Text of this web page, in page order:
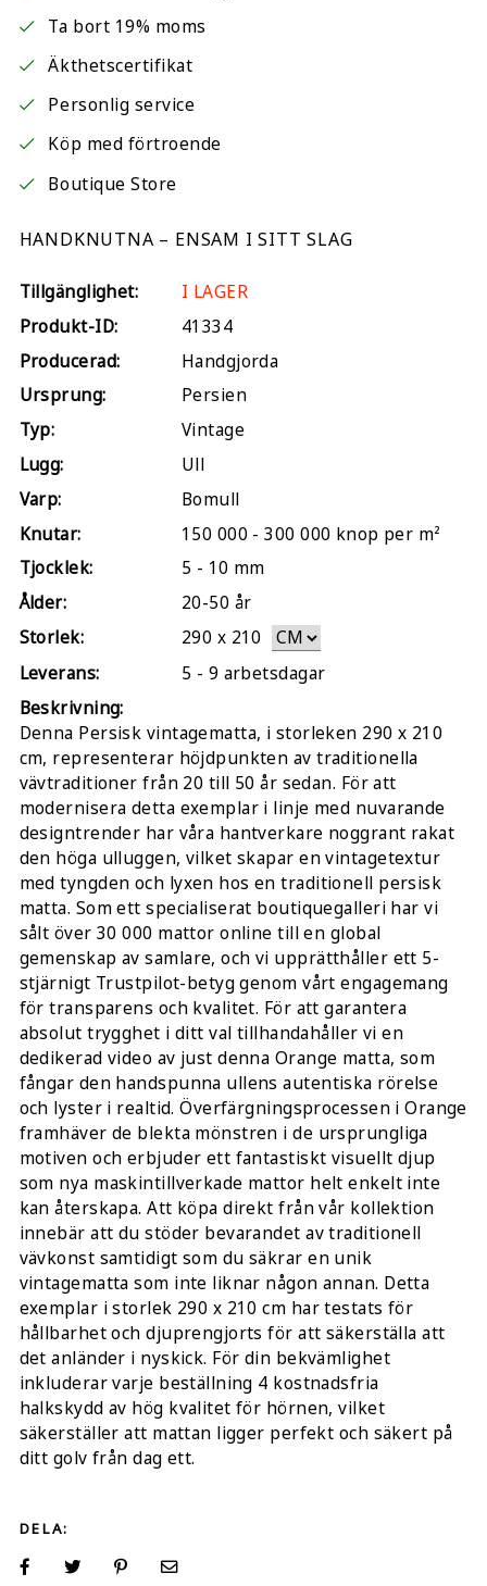
Ta bort 19% moms
Äkthetscertifikat
Personlig service
Köp med förtroende
Boutique Store
HANDKNUTNA – ENSAM I SITT SLAG
Tillgänglighet:
I LAGER
Produkt-ID:
41334
Producerad:
Handgjorda
Ursprung:
Persien
Typ:
Vintage
Lugg:
Ull
Varp:
Bomull
Knutar:
150 000 - 300 000 knop per m²
Tjocklek:
5 - 10 mm
Ålder:
20-50 år
Storlek:
290 x 210
Leverans:
5 - 9 arbetsdagar
Beskrivning:
Denna Persisk vintagematta, i storleken 290 x 210
cm, representerar höjdpunkten av traditionella
vävtraditioner från 20 till 50 år sedan. För att
modernisera detta exemplar i linje med nuvarande
designtrender har våra hantverkare noggrant rakat
den höga ulluggen, vilket skapar en vintagetextur
med tyngden och lyxen hos en traditionell persisk
matta. Som ett specialiserat boutiquegalleri har vi
sålt över 30 000 mattor online till en global
gemenskap av samlare, och vi upprätthåller ett 5-
stjärnigt Trustpilot-betyg genom vårt engagemang
för transparens och kvalitet. För att garantera
absolut trygghet i ditt val tillhandahåller vi en
dedikerad video av just denna Orange matta, som
fångar den handspunna ullens autentiska rörelse
och lyster i realtid. Överfärgningsprocessen i Orange
framhäver de blekta mönstren i de ursprungliga
motiven och erbjuder ett fantastiskt visuellt djup
som nya maskintillverkade mattor helt enkelt inte
kan återskapa. Att köpa direkt från vår kollektion
innebär att du stöder bevarandet av traditionell
vävkonst samtidigt som du säkrar en unik
vintagematta som inte liknar någon annan. Detta
exemplar i storlek 290 x 210 cm har testats för
hållbarhet och djuprengjorts för att säkerställa att
det anländer i nyskick. För din bekvämlighet
inkluderar varje beställning 4 kostnadsfria
halkskydd av hög kvalitet för hörnen, vilket
säkerställer att mattan ligger perfekt och säkert på
ditt golv från dag ett.
DELA: